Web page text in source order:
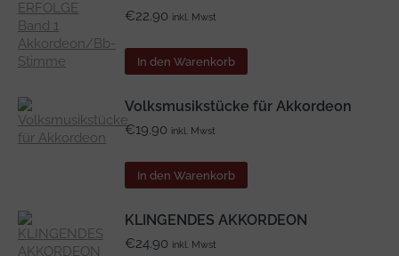
€22.90 inkl. Mwst
In den Warenkorb
Volksmusikstücke für Akkordeon
€19.90 inkl. Mwst
In den Warenkorb
KLINGENDES AKKORDEON
€24.90 inkl. Mwst